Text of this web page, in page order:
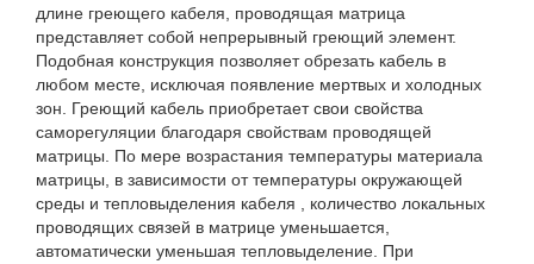
длине греющего кабеля, проводящая матрица
представляет собой непрерывный греющий элемент.
Подобная конструкция позволяет обрезать кабель в
любом месте, исключая появление мертвых и холодных
зон. Греющий кабель приобретает свои свойства
саморегуляции благодаря свойствам проводящей
матрицы. По мере возрастания температуры материала
матрицы, в зависимости от температуры окружающей
среды и тепловыделения кабеля , количество локальных
проводящих связей в матрице уменьшается,
автоматически уменьшая тепловыделение. При